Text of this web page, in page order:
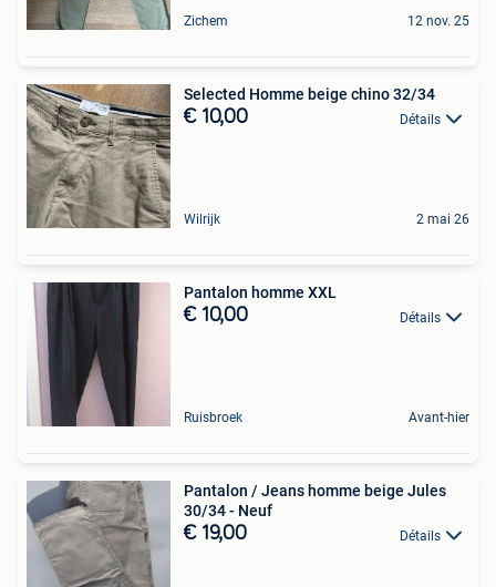
Zichem 12 nov. 25
Selected Homme beige chino 32/34
€ 10,00 Détails
Wilrijk 2 mai 26
Pantalon homme XXL
€ 10,00 Détails
Ruisbroek Avant-hier
Pantalon / Jeans homme beige Jules
30/34 - Neuf
€ 19,00 Détails